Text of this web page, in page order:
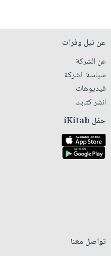
عن نيل وفرات
عن الشركة
سياسة الشركة
فيديوهات
انشر كتابك
حمّل iKitab
تواصل معنا